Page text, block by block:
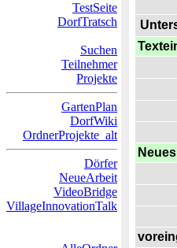
TestSeite
DorfTratsch
Suchen
Teilnehmer
Projekte
GartenPlan
DorfWiki
OrdnerProjekte_alt
Dörfer
NeueArbeit
VideoBridge
VillageInnovationTalk
Neues